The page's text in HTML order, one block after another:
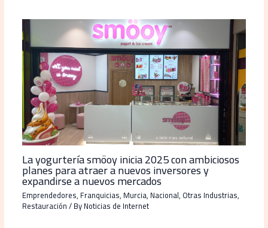
La yogurtería smöoy inicia 2025 con ambiciosos
planes para atraer a nuevos inversores y
expandirse a nuevos mercados
Emprendedores, Franquicias, Murcia, Nacional, Otras Industrias,
Restauración/ ByNoticias de Internet